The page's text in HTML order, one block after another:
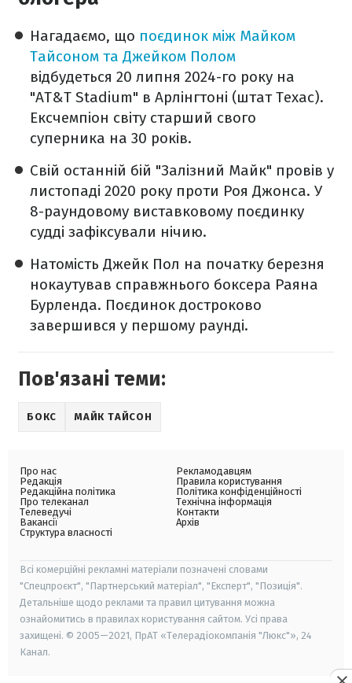
Нагадаємо, що поєдинок між Майком
Тайсоном та Джейком Полом
відбудеться 20 липня 2024-го року на
"AT&T Stadium" в Арлінгтоні (штат Техас).
Ексчемпіон світу старший свого
суперника на 30 років.
Свій останній бій "Залізний Майк" провів у
листопаді 2020 року проти Роя Джонса. У
8-раундовому виставковому поєдинку
судді зафіксували нічию.
Натомість Джейк Пол на початку березня
нокаутував справжнього боксера Раяна
Бурленда. Поєдинок достроково
завершився у першому раунді.
Пов'язані теми:
БОКС МАЙК ТАЙСОН
Про нас
Редакція
Редакційна політика
Про телеканал
Телеведучі
Вакансії
Структура власності
Рекламодавцям
Правила користування
Політика конфіденційності
Технічна інформація
Контакти
Архів
Всі комерційні рекламні матеріали позначені словами
"Спецпроєкт", "Партнерський матеріал", "Експерт", "Позиція".
Детальніше щодо реклами та правил цитування можна
ознайомитись в правилах користування сайтом. Усі права
захищені. © 2005—2021, ПрАТ «Телерадіокомпанія "Люкс"», 24
Канал.